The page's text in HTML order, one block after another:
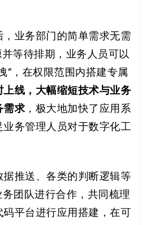
，业务部门的简单需求无需
等待排期，业务人员可以
”，在权限范围内搭建专属
上线，大幅缩短技术与业务
需求，极大地加快了应用系
务管理人员对于数字化工
推送、各类的判断逻辑等
团队进行合作，共同梳理
平台进行应用搭建，在可